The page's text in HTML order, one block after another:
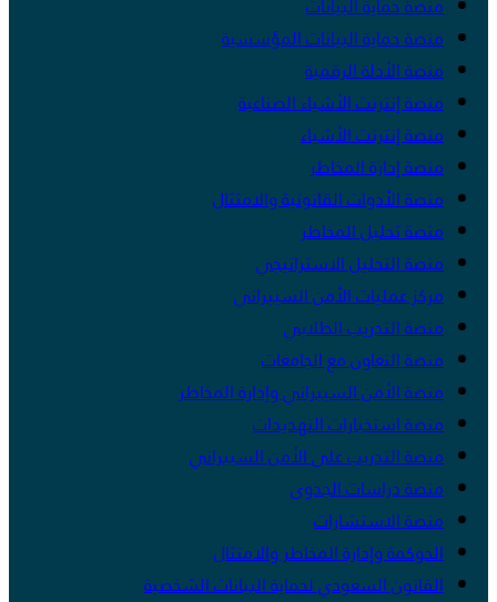
منصة حماية البيانات المؤسسية
منصة الأدلة الرقمية
منصة إنترنت الأشياء الصناعية
منصة إنترنت الأشياء
منصة إدارة المخاطر
منصة الأدوات القانونية والامتثال
منصة تحليل المخاطر
منصة التحليل الاستراتيجي
مركز عمليات الأمن السيبراني
منصة التدريب الطلابي
منصة التعاون مع الجامعات
منصة الأمن السيبراني وإدارة المخاطر
منصة استخبارات التهديدات
منصة التدريب على الأمن السيبراني
منصة دراسات الجدوى
منصة الاستشارات
الحوكمة وإدارة المخاطر والامتثال
القانون السعودي لحماية البيانات الشخصية